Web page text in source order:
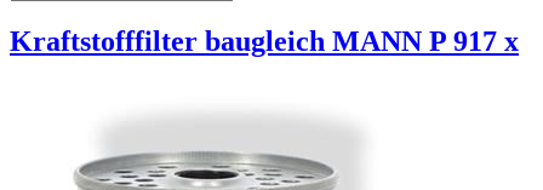
Kraftstofffilter baugleich MANN P 917 x